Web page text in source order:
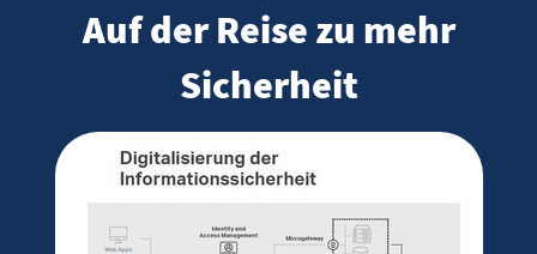
Auf der Reise zu mehr
Sicherheit